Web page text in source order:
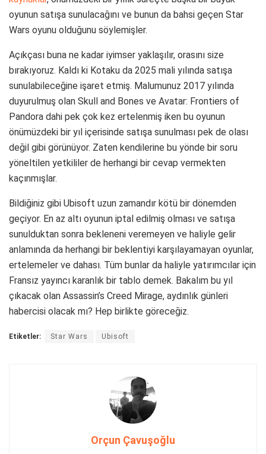
oyunun satışa sunulacağını ve bunun da bahsi geçen Star
Wars oyunu olduğunu söylemişler.
Açıkçası buna ne kadar iyimser yaklaşılır, orasını size
bırakıyoruz. Kaldı ki Kotaku da 2025 mali yılında satışa
sunulabileceğine işaret etmiş. Malumunuz 2017 yılında
duyurulmuş olan Skull and Bones ve Avatar: Frontiers of
Pandora dahi pek çok kez ertelenmiş iken bu oyunun
önümüzdeki bir yıl içerisinde satışa sunulması pek de olası
değil gibi görünüyor. Zaten kendilerine bu yönde bir soru
yöneltilen yetkililer de herhangi bir cevap vermekten
kaçınmışlar.
Bildiğiniz gibi Ubisoft uzun zamandır kötü bir dönemden
geçiyor. En az altı oyunun iptal edilmiş olması ve satışa
sunulduktan sonra bekleneni veremeyen ve haliyle gelir
anlamında da herhangi bir beklentiyi karşılayamayan oyunlar,
ertelemeler ve dahası. Tüm bunlar da haliyle yatırımcılar için
Fransız yayıncı karanlık bir tablo demek. Bakalım bu yıl
çıkacak olan Assassin’s Creed Mirage, aydınlık günleri
habercisi olacak mı? Hep birlikte göreceğiz.
Etiketler: Star Wars Ubisoft
Orçun Çavuşoğlu